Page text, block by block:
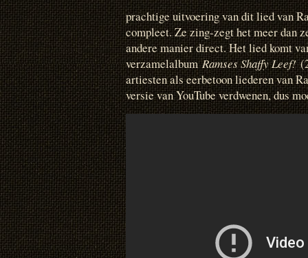
prachtige uitvoering van dit lied van
compleet. Ze zing-zegt het meer dan
andere manier direct. Het lied komt
verzamelalbumRamses Shaffy Leef!
artiesten als eerbetoon liederen van
versie van YouTube verdwenen, dus